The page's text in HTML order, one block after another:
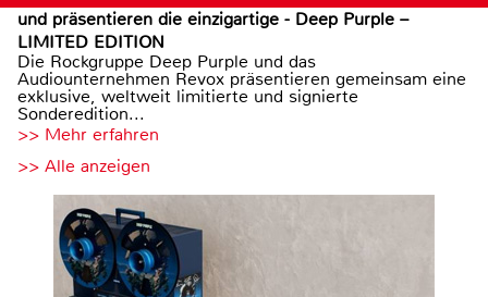
und präsentieren die einzigartige - Deep Purple –
LIMITED EDITION
Die Rockgruppe Deep Purple und das
Audiounternehmen Revox präsentieren gemeinsam eine
exklusive, weltweit limitierte und signierte
Sonderedition...
>> Mehr erfahren
>> Alle anzeigen